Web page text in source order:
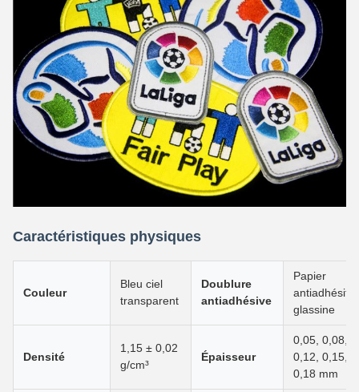
Caractéristiques physiques
Couleur
Bleu ciel
transparent
Doublure
antiadhésive
Papier
antiadhésif
glassine
Densité
1,15 ± 0,02
g/cm³
Épaisseur
0,05, 0,08,
0,12, 0,15,
0,18 mm